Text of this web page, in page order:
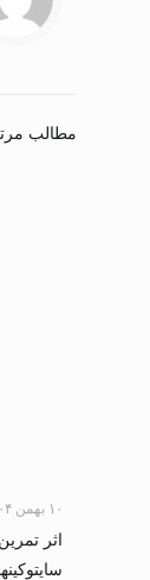
مطالب
۱۰ بهمن ۱۴۰۴